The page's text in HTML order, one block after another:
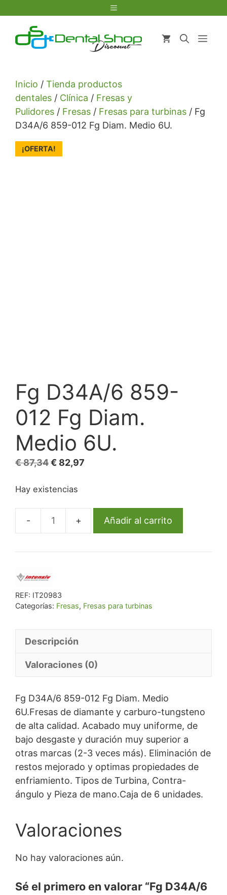
contenido
Menú
Inicio / Tienda productos
dentales / Clínica / Fresas y
Pulidores / Fresas / Fresas para turbinas / Fg
D34A/6 859-012 Fg Diam. Medio 6U.
¡OFERTA!
Fg D34A/6 859-
012 Fg Diam.
Medio 6U.
€87,34El
original
€ 87,34.
€ 82,97
€ 82,97.
Hay existencias
859-
Medio
Añadir al carrito
REF: IT20983
Categorías: Fresas, Fresas para turbinas
Descripción
Valoraciones (0)
Fg D34A/6 859-012 Fg Diam. Medio
6U.Fresas de diamante y carburo-tungsteno
de alta calidad. Acabado muy uniforme, de
bajo desgaste y duración muy superior a
otras marcas (2-3 veces más). Eliminación de
restos mejorado y optimas propiedades de
enfriamiento. Tipos de Turbina, Contra-
ángulo y Pieza de mano.Caja de 6 unidades.
Valoraciones
No hay valoraciones aún.
Sé el primero en valorar “Fg D34A/6